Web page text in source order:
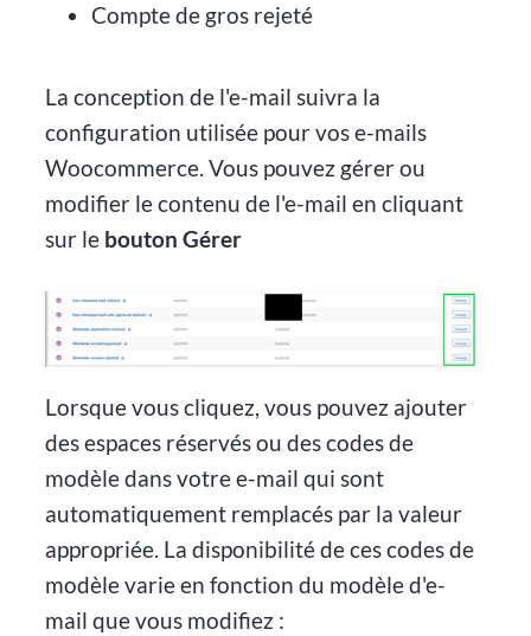
Compte de gros rejeté
La conception de l'e-mail suivra la
configuration utilisée pour vos e-mails
Woocommerce. Vous pouvez gérer ou
modifier le contenu de l'e-mail en cliquant
sur le bouton Gérer
Lorsque vous cliquez, vous pouvez ajouter
des espaces réservés ou des codes de
modèle dans votre e-mail qui sont
automatiquement remplacés par la valeur
appropriée. La disponibilité de ces codes de
modèle varie en fonction du modèle d'e-
mail que vous modifiez :